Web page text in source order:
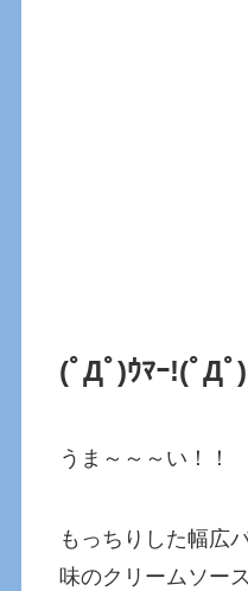
(ﾟДﾟ)ｳﾏｰ!(ﾟДﾟ
うま～～～い！！
もっちりした幅広
味のクリームソー